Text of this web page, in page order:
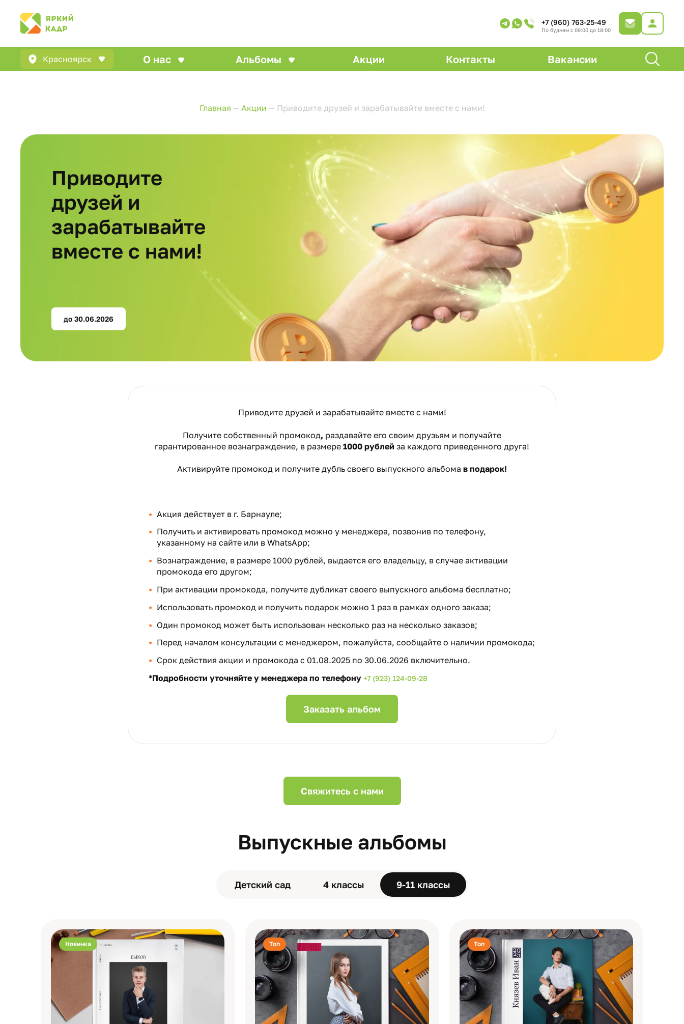
+7 (960) 763-25-49
По будням с 09:00 до 18:00
Красноярск О нас Альбомы Акции Контакты Вакансии
Главная — Акции — Приводите друзей и зарабатывайте вместе с нами!
Приводите
друзей и
зарабатывайте
вместе с нами!
до 30.06.2026
Приводите друзей и зарабатывайте вместе с нами!
Получите собственный промокод, раздавайте его своим друзьям и получайте
гарантированное вознаграждение, в размере 1000 рублей за каждого приведенного друга!
Активируйте промокод и получите дубль своего выпускного альбома в подарок!
Акция действует в г. Барнауле;
Получить и активировать промокод можно у менеджера, позвонив по телефону,
указанному на сайте или в WhatsApp;
Вознаграждение, в размере 1000 рублей, выдается его владельцу, в случае активации
промокода его другом;
При активации промокода, получите дубликат своего выпускного альбома бесплатно;
Использовать промокод и получить подарок можно 1 раз в рамках одного заказа;
Один промокод может быть использован несколько раз на несколько заказов;
Перед началом консультации с менеджером, пожалуйста, сообщайте о наличии промокода;
Срок действия акции и промокода с 01.08.2025 по 30.06.2026 включительно.
*Подробности уточняйте у менеджера по телефону +7 (923) 124-09-28
Заказать альбом
Свяжитесь с нами
Выпускные альбомы
Детский сад 4 классы 9-11 классы
Новинка Топ Топ